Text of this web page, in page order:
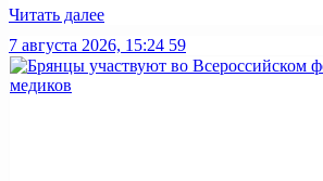
Читать далее
7 августа 2026, 15:24 59